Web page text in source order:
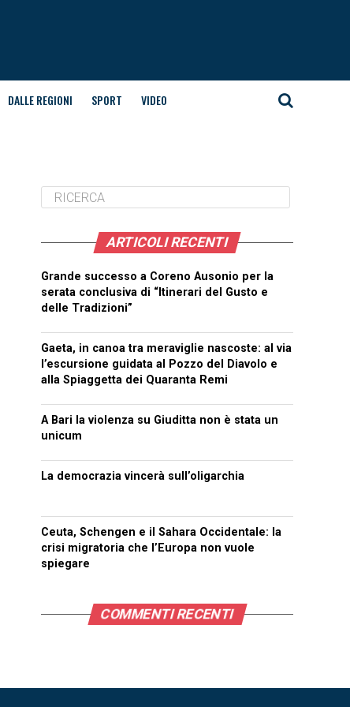
DALLE REGIONI SPORT VIDEO
ARTICOLI RECENTI
Grande successo a Coreno Ausonio per la
serata conclusiva di “Itinerari del Gusto e
delle Tradizioni”
Gaeta, in canoa tra meraviglie nascoste: al via
l’escursione guidata al Pozzo del Diavolo e
alla Spiaggetta dei Quaranta Remi
A Bari la violenza su Giuditta non è stata un
unicum
La democrazia vincerà sull’oligarchia
Ceuta, Schengen e il Sahara Occidentale: la
crisi migratoria che l’Europa non vuole
spiegare
COMMENTI RECENTI